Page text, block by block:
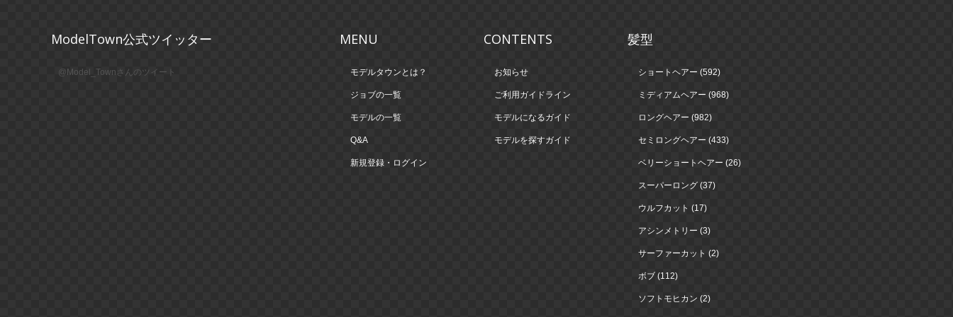
ModelTown公式ツイッター
@Model_Townさんのツイート
MENU
モデルタウンとは？
ジョブの一覧
モデルの一覧
Q&A
新規登録・ログイン
CONTENTS
お知らせ
ご利用ガイドライン
モデルになるガイド
モデルを探すガイド
髪型
ショートヘアー (592)
ミディアムヘアー (968)
ロングヘアー (982)
セミロングヘアー (433)
ベリーショートヘアー (26)
スーパーロング (37)
ウルフカット (17)
アシンメトリー (3)
サーファーカット (2)
ボブ (112)
ソフトモヒカン (2)